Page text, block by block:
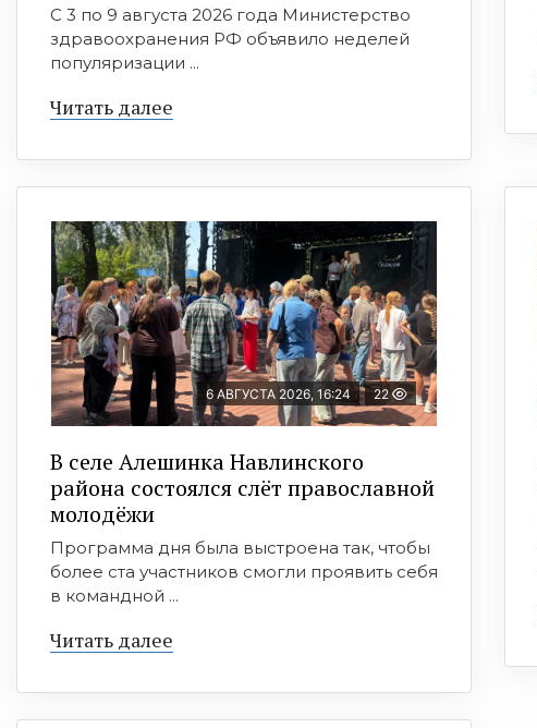
С 3 по 9 августа 2026 года Министерство
здравоохранения РФ объявило неделей
популяризации ...
Читать далее
6 АВГУСТА 2026, 16:24 22
В селе Алешинка Навлинского
района состоялся слёт православной
молодёжи
Программа дня была выстроена так, чтобы
более ста участников смогли проявить себя
в командной ...
Читать далее